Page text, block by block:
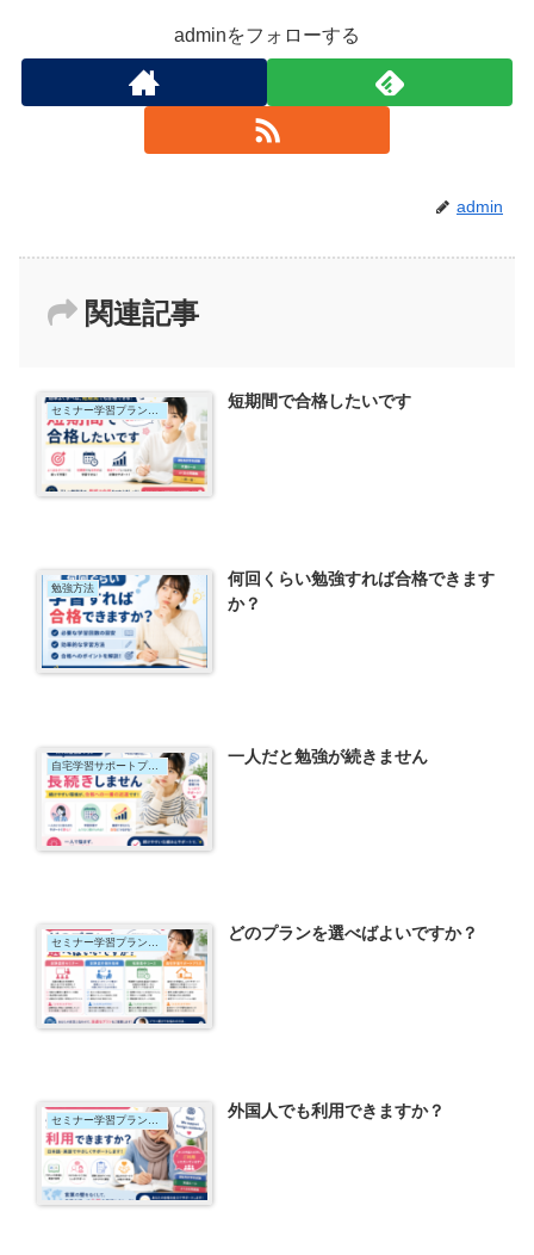
adminをフォローする
admin
関連記事
セミナー学習プラン｜短期集中コース 短期間で合格したいです
勉強方法
何回くらい勉強すれば合格できます
か？
自宅学習サポートプラス 一人だと勉強が続きません
セミナー学習プラン｜短期集中コース どのプランを選べばよいですか？
外国人でも利用できますか？